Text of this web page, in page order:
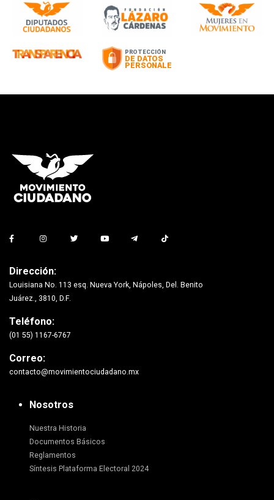
Dirección:
Louisiana No. 113 esq. Nueva York, Nápoles, Del. Benito
Juárez., 3810, D.F.
Teléfono:
(01 55) 1167-6767
Correo:
contacto@movimientociudadano.mx
Nosotros
Nuestra Historia
Documentos Básicos
Reglamentos
Síntesis Plataforma Electoral 2024